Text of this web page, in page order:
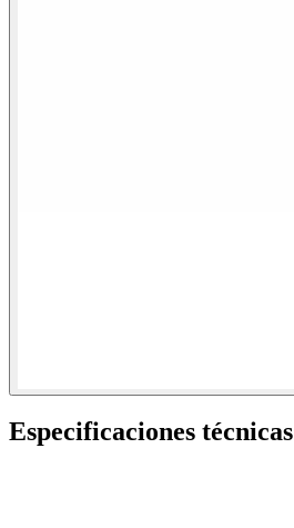
Especificaciones técnicas